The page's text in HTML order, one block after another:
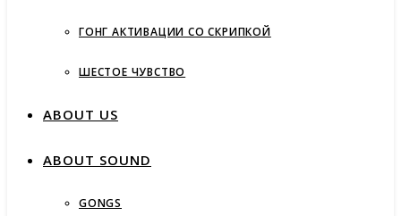
ГОНГ АКТИВАЦИИ СО СКРИПКОЙ
ШЕСТОЕ ЧУВСТВО
ABOUT US
ABOUT SOUND
GONGS